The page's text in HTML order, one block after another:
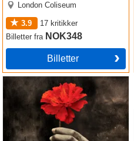
London Coliseum
3.9 17 kritikker
Billetterfra NOK348
Billetter
Hadestown